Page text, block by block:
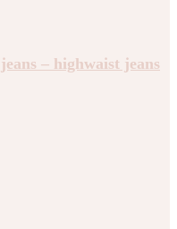
– highwaist jeans